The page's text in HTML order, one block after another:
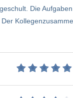
Die